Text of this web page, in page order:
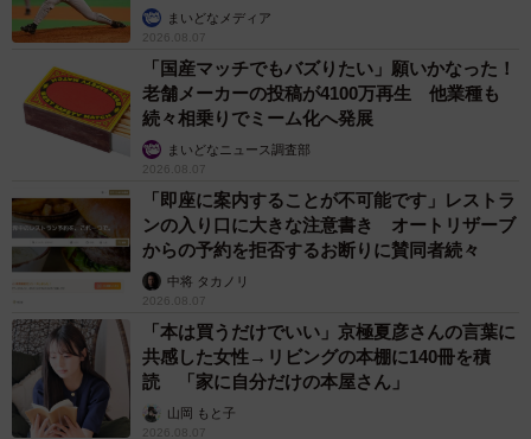
か」まいどなメディア
2026.08.07
「国産マッチでもバズりたい」願いかなった！
老舗メーカーの投稿が4100万再生 他業種も
続々相乗りでミーム化へ発展
まいどなニュース調査部
2026.08.07
「即座に案内することが不可能です」レストラ
ンの入り口に大きな注意書き オートリザーブ
からの予約を拒否するお断りに賛同者続々
中将 タカノリ
2026.08.07
「本は買うだけでいい」京極夏彦さんの言葉に
共感した女性→リビングの本棚に140冊を積
読 「家に自分だけの本屋さん」
山岡 もと子
2026.08.07